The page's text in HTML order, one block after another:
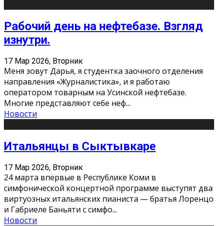
Рабочий день на нефтебазе. Взгляд
изнутри.
17 Мар 2026, Вторник
Меня зовут Дарья, я студентка заочного отделения
направления «Журналистика», и я работаю
оператором товарным на Усинской нефтебазе.
Многие представляют себе неф...
Новости
Итальянцы в Сыктывкаре
17 Мар 2026, Вторник
24 марта впервые в Республике Коми в
симфонической концертной программе выступят два
виртуозных итальянских пианиста — братья Лоренцо
и Габриеле Баньяти с симфо...
Новости